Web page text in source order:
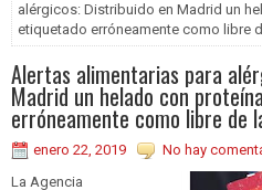
alérgicos: Distribuido en Madrid un
etiquetado erróneamente como libre
Alertas alimentarias para
Madrid un helado con
erróneamente como libre de
enero 22, 2019
No hay
La Agencia